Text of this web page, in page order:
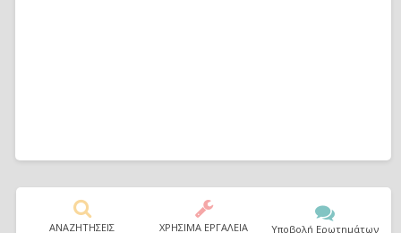
ΑΝΑΖΗΤΗΣΕΙΣ ΧΡΗΣΙΜΑ ΕΡΓΑΛΕΙΑ Υποβολή Ερωτημάτων